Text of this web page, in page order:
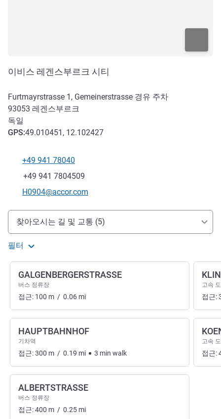
이비스 레겐스부르크 시티
Furtmayrstrasse 1, Gemeinerstrasse 경유 주차
93053 레겐스부르크
독일
GPS:49.010451, 12.102427
전화
+49 941 78040
팩스
+49 941 7804509
E-mail
H0904@accor.com
호텔 접근 및 교통
찾아오시는 길 및 교통 (5)
필터
GALGENBERGERSTRASSE
버스 정류장
접근: 100 m / 0.06 mi
HAUPTBAHNHOF
기차역
접근:300 m / 0.19 mi 3 min walk
ALBERTSTRASSE
버스 정류장
접근:400 m / 0.25 mi
고속
접근:
고속
접근: